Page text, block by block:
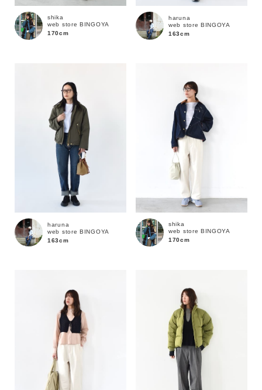
ブランド
shika
web store BINGOYA
170cm
haruna
web store BINGOYA
163cm
haruna
web store BINGOYA
163cm
shika
web store BINGOYA
170cm